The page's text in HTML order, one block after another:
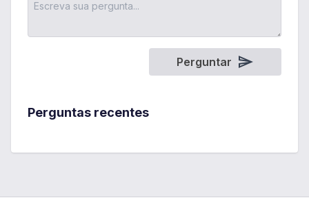
Perguntar
Perguntas recentes